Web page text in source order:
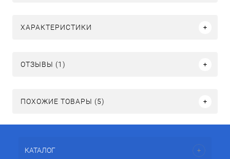
ХАРАКТЕРИСТИКИ
ОТЗЫВЫ (1)
ПОХОЖИЕ ТОВАРЫ (5)
КАТАЛОГ